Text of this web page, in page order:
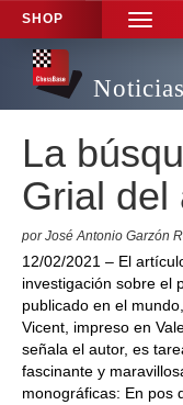
SHOP
TOGGLE
La
Grial del
por José Antonio Garzón
12/02/2021 – El
investigación sobre el
publicado en el
Vicent, impreso en
señala el autor, es
fascinante y
monográficas: En pos